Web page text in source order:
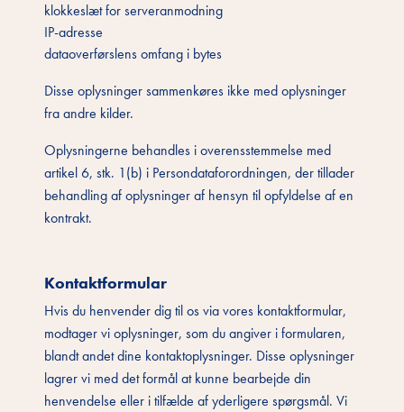
klokkeslæt for serveranmodning
IP-adresse
dataoverførslens omfang i bytes
Disse oplysninger sammenkøres ikke med oplysninger
fra andre kilder.
Oplysningerne behandles i overensstemmelse med
artikel 6, stk. 1(b) i Persondataforordningen, der tillader
behandling af oplysninger af hensyn til opfyldelse af en
kontrakt.
Kontaktformular
Hvis du henvender dig til os via vores kontaktformular,
modtager vi oplysninger, som du angiver i formularen,
blandt andet dine kontaktoplysninger. Disse oplysninger
lagrer vi med det formål at kunne bearbejde din
henvendelse eller i tilfælde af yderligere spørgsmål. Vi